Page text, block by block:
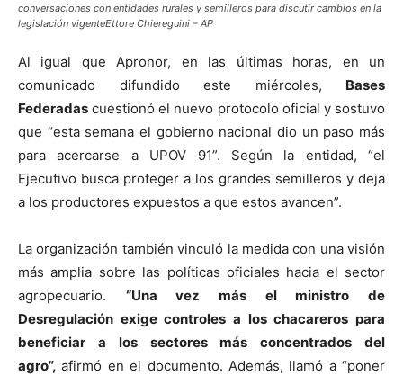
conversaciones con entidades rurales y semilleros para discutir cambios en la
legislación vigenteEttore Chiereguini – AP
Al igual que Apronor, en las últimas horas, en un
comunicado difundido este miércoles, Bases
Federadas cuestionó el nuevo protocolo oficial y sostuvo
que “esta semana el gobierno nacional dio un paso más
para acercarse a UPOV 91”. Según la entidad, “el
Ejecutivo busca proteger a los grandes semilleros y deja
a los productores expuestos a que estos avancen”.
La organización también vinculó la medida con una visión
más amplia sobre las políticas oficiales hacia el sector
agropecuario. “Una vez más el ministro de
Desregulación exige controles a los chacareros para
beneficiar a los sectores más concentrados del
agro”,afirmó en el documento. Además, llamó a “poner